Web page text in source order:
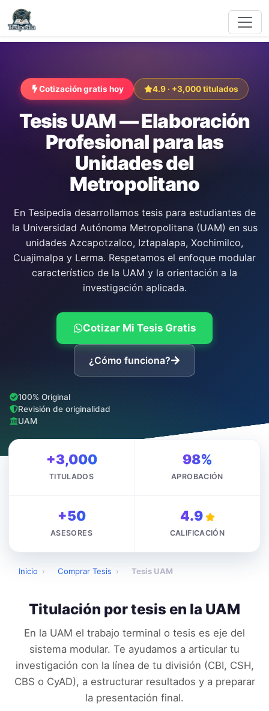
Cotización gratis hoy 4.9 · +3,000 titulados
Tesis UAM — Elaboración
Profesional para las
Unidades del
Metropolitano
En Tesipedia desarrollamos tesis para estudiantes de
la Universidad Autónoma Metropolitana (UAM) en sus
unidades Azcapotzalco, Iztapalapa, Xochimilco,
Cuajimalpa y Lerma. Respetamos el enfoque modular
característico de la UAM y la orientación a la
investigación aplicada.
Cotizar Mi Tesis Gratis
¿Cómo funciona?
100% Original
Revisión de originalidad
UAM
+3,000
TITULADOS
98%
APROBACIÓN
+50
ASESORES
4.9
CALIFICACIÓN
Inicio › Comprar Tesis › Tesis UAM
Titulación por tesis en la UAM
En la UAM el trabajo terminal o tesis es eje del
sistema modular. Te ayudamos a articular tu
investigación con la línea de tu división (CBI, CSH,
CBS o CyAD), a estructurar resultados y a preparar
la presentación final.